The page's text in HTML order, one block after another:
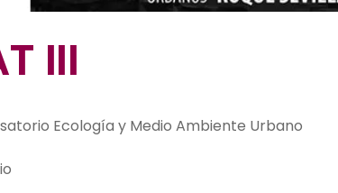
III
Ecología y Medio Ambiente Urbano